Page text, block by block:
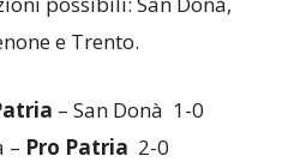
e Trento.
– San Donà 1-0
– Pro Patria 2-0